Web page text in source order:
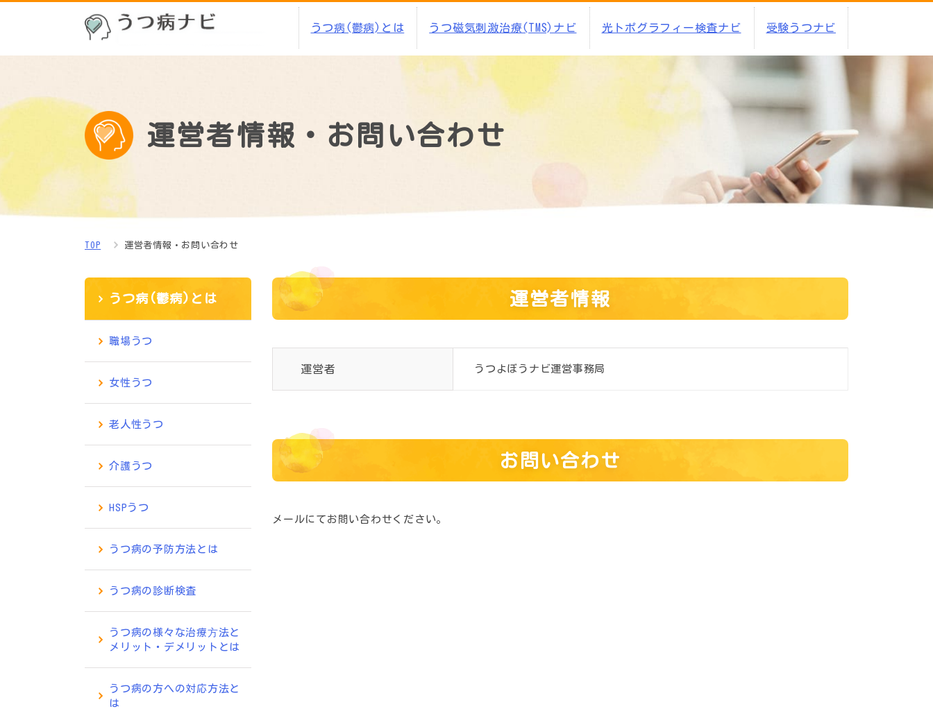
うつ病(鬱病)とは うつ磁気刺激治療(TMS)ナビ 光トポグラフィー検査ナビ 受験うつナビ
運営者情報・お問い合わせ
TOP 運営者情報・お問い合わせ
運営者情報
運営者 うつよぼうナビ運営事務局
お問い合わせ
メールにてお問い合わせください。
うつ病(鬱病)とは
職場うつ
女性うつ
老人性うつ
介護うつ
HSPうつ
うつ病の予防方法とは
うつ病の診断検査
うつ病の様々な治療⽅法と
メリット・デメリットとは
うつ病の方への対応方法と
は